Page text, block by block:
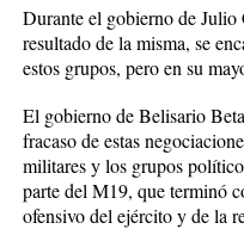
Durante el gobierno de
resultado de la misma, se
estos grupos, pero en su
El gobierno de Belisario
fracaso de estas
militares y los grupos
parte del M19, que terminó
ofensivo del ejército y de la